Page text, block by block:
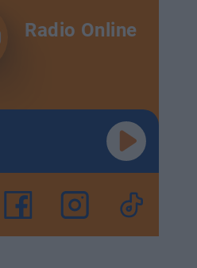
Radio Online